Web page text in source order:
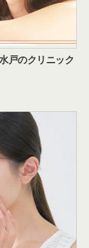
戸のクリニック